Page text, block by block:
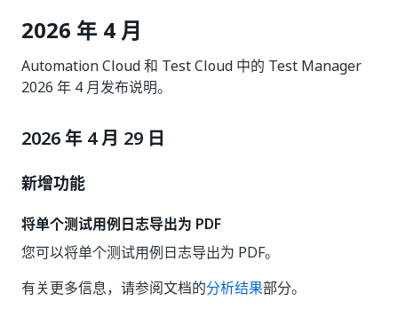
2026 年 4 月
Automation Cloud 和 Test Cloud 中的 Test Manager
2026 年 4 月发布说明。
2026 年 4 月 29 日
新增功能
将单个测试用例日志导出为 PDF
您可以将单个测试用例日志导出为 PDF。
有关更多信息，请参阅文档的分析结果部分。